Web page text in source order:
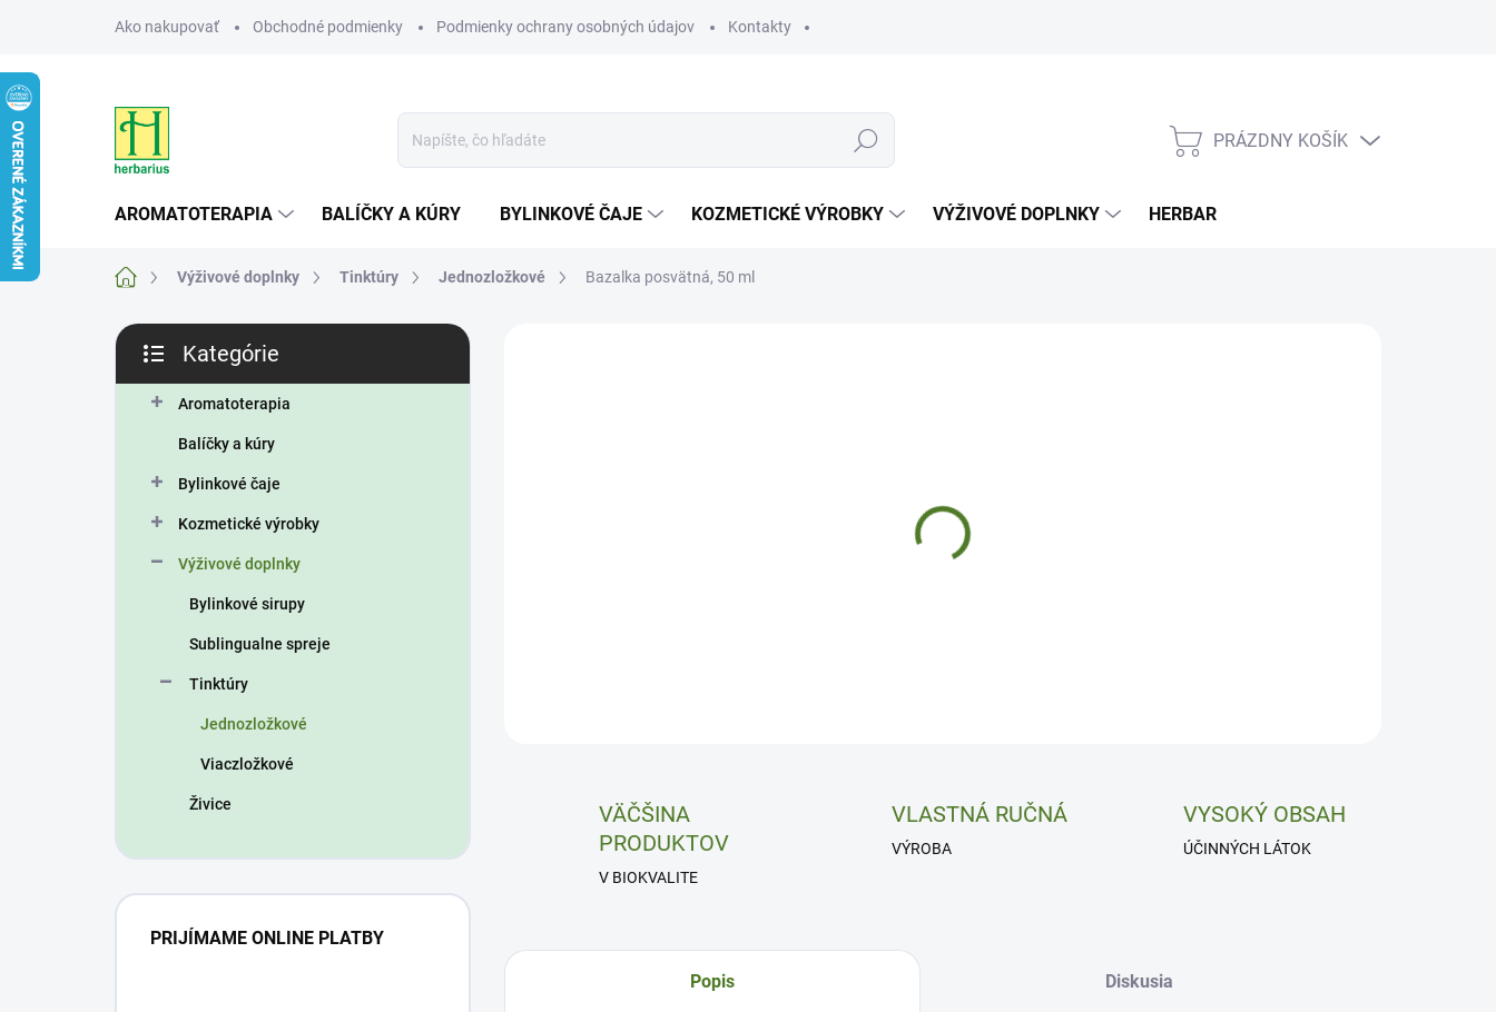
Ako nakupovať Obchodné podmienky Podmienky ochrany osobných údajov Kontakty
Hľadať
NÁKUPNÝ
PRÁZDNY KOŠÍK
AROMATOTERAPIA BALÍČKY A KÚRY BYLINKOVÉ ČAJE KOZMETICKÉ VÝROBKY VÝŽIVOVÉ DOPLNKY HERBAR
DomovVýživové doplnky Tinktúry Jednozložkové Bazalka posvätná, 50 ml
B
č
kategórie
Kategórie
Aromatoterapia
Balíčky a kúry
Bylinkové čaje
Kozmetické výrobky
Výživové doplnky
Bylinkové sirupy
Sublingualne spreje
Tinktúry
Jednozložkové
Viaczložkové
Živice
PRIJÍMAME ONLINE PLATBY
VÄČŠINA
PRODUKTOV
V BIOKVALITE
VLASTNÁ RUČNÁ
VÝROBA
VYSOKÝ OBSAH
ÚČINNÝCH LÁTOK
Popis Diskusia